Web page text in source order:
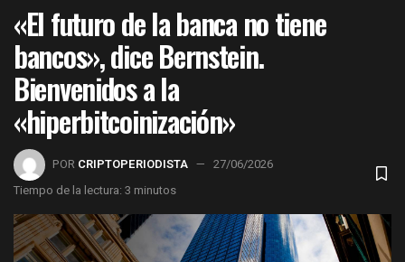
«El futuro de la banca no tiene
bancos», dice Bernstein.
Bienvenidos a la
«hiperbitcoinización»
POR CRIPTOPERIODISTA
27/06/2026
Tiempo de la lectura: 3 minutos